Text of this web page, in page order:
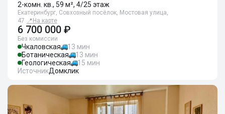
2-комн. кв., 59 м², 4/25 этаж
Екатеринбург, Совхозный посёлок, Мостовая улица,
47 📍 На карте
6 700 000 ₽
Без комиссии
Чкаловская
13 мин
Ботаническая
13 мин
Геологическая
15 мин
ИсточникДомклик